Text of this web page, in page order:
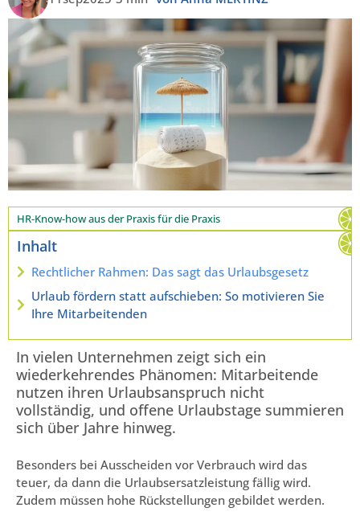
HR-Know-how aus der Praxis für die Praxis
Inhalt
Rechtlicher Rahmen: Das sagt das Urlaubsgesetz
Urlaub fördern statt aufschieben: So motivieren Sie
Ihre Mitarbeitenden
In vielen Unternehmen zeigt sich ein
wiederkehrendes Phänomen: Mitarbeitende
nutzen ihren Urlaubsanspruch nicht
vollständig, und offene Urlaubstage summieren
sich über Jahre hinweg.
Besonders bei Ausscheiden vor Verbrauch wird das
teuer, da dann die Urlaubsersatzleistung fällig wird.
Zudem müssen hohe Rückstellungen gebildet werden.